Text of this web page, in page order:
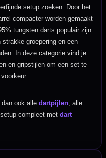
setup zoeken. Door het
compacter worden gemaakt
tungsten darts populair zijn
groepering en een
In deze categorie vind je
en gripstijlen om een set te
dan ook alledartpijlen, alle
compleet metdart